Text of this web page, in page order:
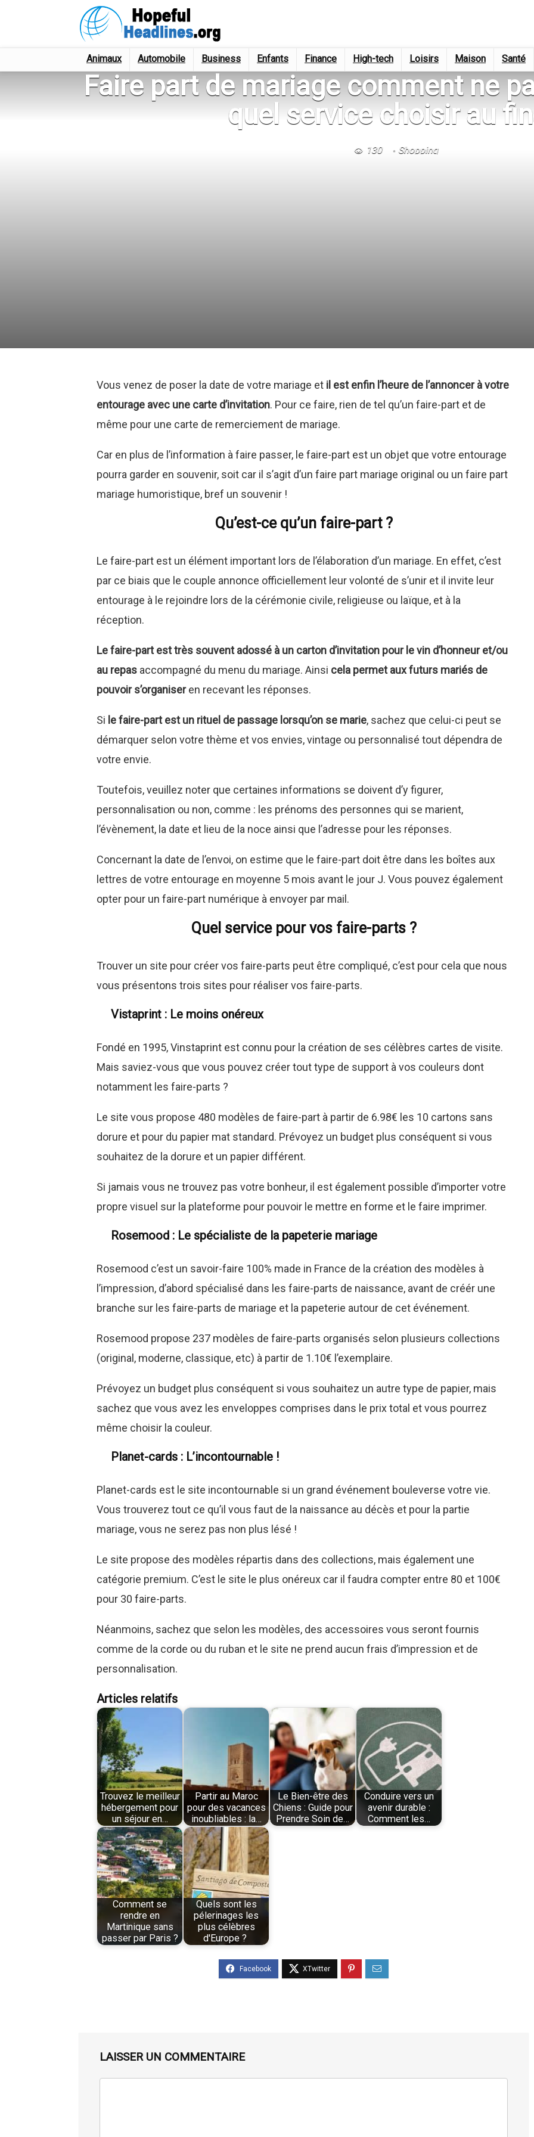
Animaux Automobile Business Enfants Finance High-tech Loisirs Maison Santé
Faire part de mariage comment ne
quel service choisir au
130 Shopping
Vous venez de poser la date de votre mariage et il est enfin l’heure de l’annoncer à votre
entourage avec une carte d’invitation. Pour ce faire, rien de tel qu’un faire-part et de
même pour une carte de remerciement de mariage.
Car en plus de l’information à faire passer, le faire-part est un objet que votre entourage
pourra garder en souvenir, soit car il s’agit d’un faire part mariage original ou un faire part
mariage humoristique, bref un souvenir !
Qu’est-ce qu’un faire-part ?
Le faire-part est un élément important lors de l’élaboration d’un mariage. En effet, c’est
par ce biais que le couple annonce officiellement leur volonté de s’unir et il invite leur
entourage à le rejoindre lors de la cérémonie civile, religieuse ou laïque, et à la
réception.
Le faire-part est très souvent adossé à un carton d’invitation pour le vin d’honneur et/ou
au repas accompagné du menu du mariage. Ainsi cela permet aux futurs mariés de
pouvoir s’organiseren recevant les réponses.
Si le faire-part est un rituel de passage lorsqu’on se marie, sachez que celui-ci peut se
démarquer selon votre thème et vos envies, vintage ou personnalisé tout dépendra de
votre envie.
Toutefois, veuillez noter que certaines informations se doivent d’y figurer,
personnalisation ou non, comme : les prénoms des personnes qui se marient,
l’évènement, la date et lieu de la noce ainsi que l’adresse pour les réponses.
Concernant la date de l’envoi, on estime que le faire-part doit être dans les boîtes aux
lettres de votre entourage en moyenne 5 mois avant le jour J. Vous pouvez également
opter pour un faire-part numérique à envoyer par mail.
Quel service pour vos faire-parts ?
Trouver un site pour créer vos faire-parts peut être compliqué, c’est pour cela que nous
vous présentons trois sites pour réaliser vos faire-parts.
Vistaprint : Le moins onéreux
Fondé en 1995, Vinstaprint est connu pour la création de ses célèbres cartes de visite.
Mais saviez-vous que vous pouvez créer tout type de support à vos couleurs dont
notamment les faire-parts ?
Le site vous propose 480 modèles de faire-part à partir de 6.98€ les 10 cartons sans
dorure et pour du papier mat standard. Prévoyez un budget plus conséquent si vous
souhaitez de la dorure et un papier différent.
Si jamais vous ne trouvez pas votre bonheur, il est également possible d’importer votre
propre visuel sur la plateforme pour pouvoir le mettre en forme et le faire imprimer.
Rosemood : Le spécialiste de la papeterie mariage
Rosemood c’est un savoir-faire 100% made in France de la création des modèles à
l’impression, d’abord spécialisé dans les faire-parts de naissance, avant de créér une
branche sur les faire-parts de mariage et la papeterie autour de cet événement.
Rosemood propose 237 modèles de faire-parts organisés selon plusieurs collections
(original, moderne, classique, etc) à partir de 1.10€ l’exemplaire.
Prévoyez un budget plus conséquent si vous souhaitez un autre type de papier, mais
sachez que vous avez les enveloppes comprises dans le prix total et vous pourrez
même choisir la couleur.
Planet-cards : L’incontournable !
Planet-cards est le site incontournable si un grand événement bouleverse votre vie.
Vous trouverez tout ce qu’il vous faut de la naissance au décès et pour la partie
mariage, vous ne serez pas non plus lésé !
Le site propose des modèles répartis dans des collections, mais également une
catégorie premium. C’est le site le plus onéreux car il faudra compter entre 80 et 100€
pour 30 faire-parts.
Néanmoins, sachez que selon les modèles, des accessoires vous seront fournis
comme de la corde ou du ruban et le site ne prend aucun frais d’impression et de
personnalisation.
Articles relatifs
Trouvez le meilleur
hébergement pour
un séjour en…
Partir au Maroc
pour des vacances
inoubliables : la…
Le Bien-être des
Chiens : Guide pour
Prendre Soin de…
Conduire vers un
avenir durable :
Comment les…
Comment se
rendre en
Martinique sans
passer par Paris ?
Quels sont les
pélerinages les
plus célèbres
d'Europe ?
LAISSER UN COMMENTAIRE